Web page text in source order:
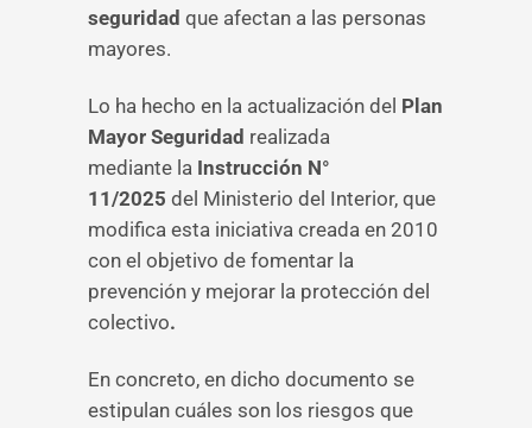
seguridad que afectan a las personas
mayores.
Lo ha hecho en la actualización del Plan
Mayor Seguridad realizada
mediante la Instrucción N°
11/2025 del Ministerio del Interior, que
modifica esta iniciativa creada en 2010
con el objetivo de fomentar la
prevención y mejorar la protección del
colectivo.
En concreto, en dicho documento se
estipulan cuáles son los riesgos que